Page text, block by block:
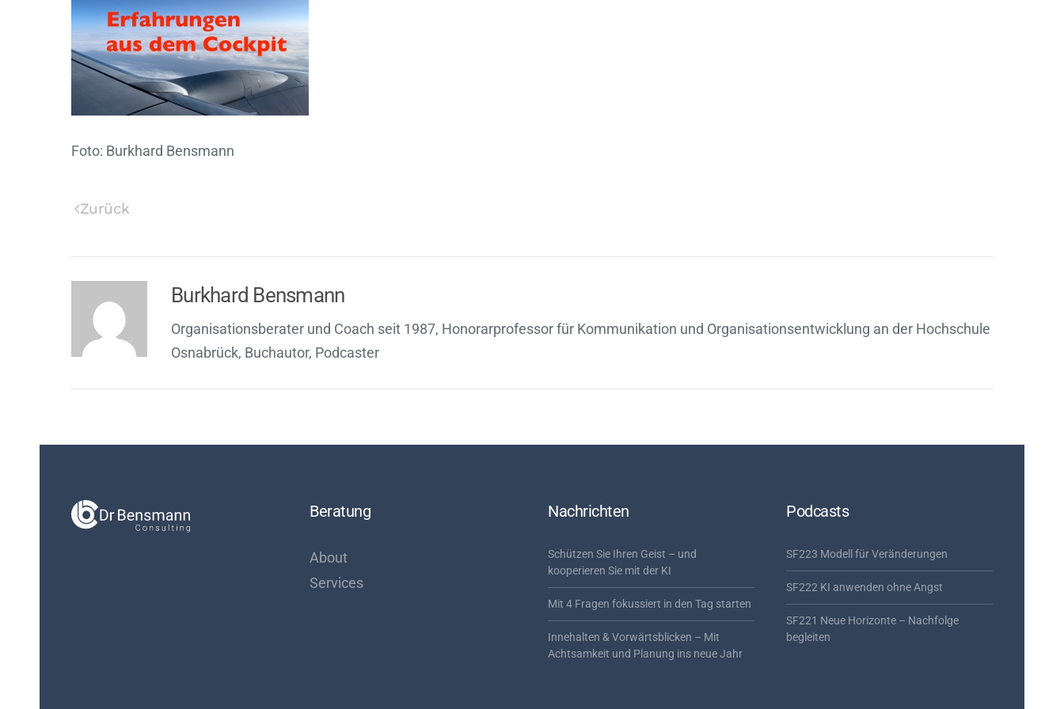
Foto: Burkhard Bensmann
Zurück
Burkhard Bensmann
Organisationsberater und Coach seit 1987, Honorarprofessor für Kommunikation und Organisationsentwicklung an der Hochschule
Osnabrück, Buchautor, Podcaster
Beratung
About
Services
Nachrichten
Schützen Sie Ihren Geist – und
kooperieren Sie mit der KI
Mit 4 Fragen fokussiert in den Tag starten
Innehalten & Vorwärtsblicken – Mit
Achtsamkeit und Planung ins neue Jahr
Podcasts
SF223 Modell für Veränderungen
SF222 KI anwenden ohne Angst
SF221 Neue Horizonte – Nachfolge
begleiten